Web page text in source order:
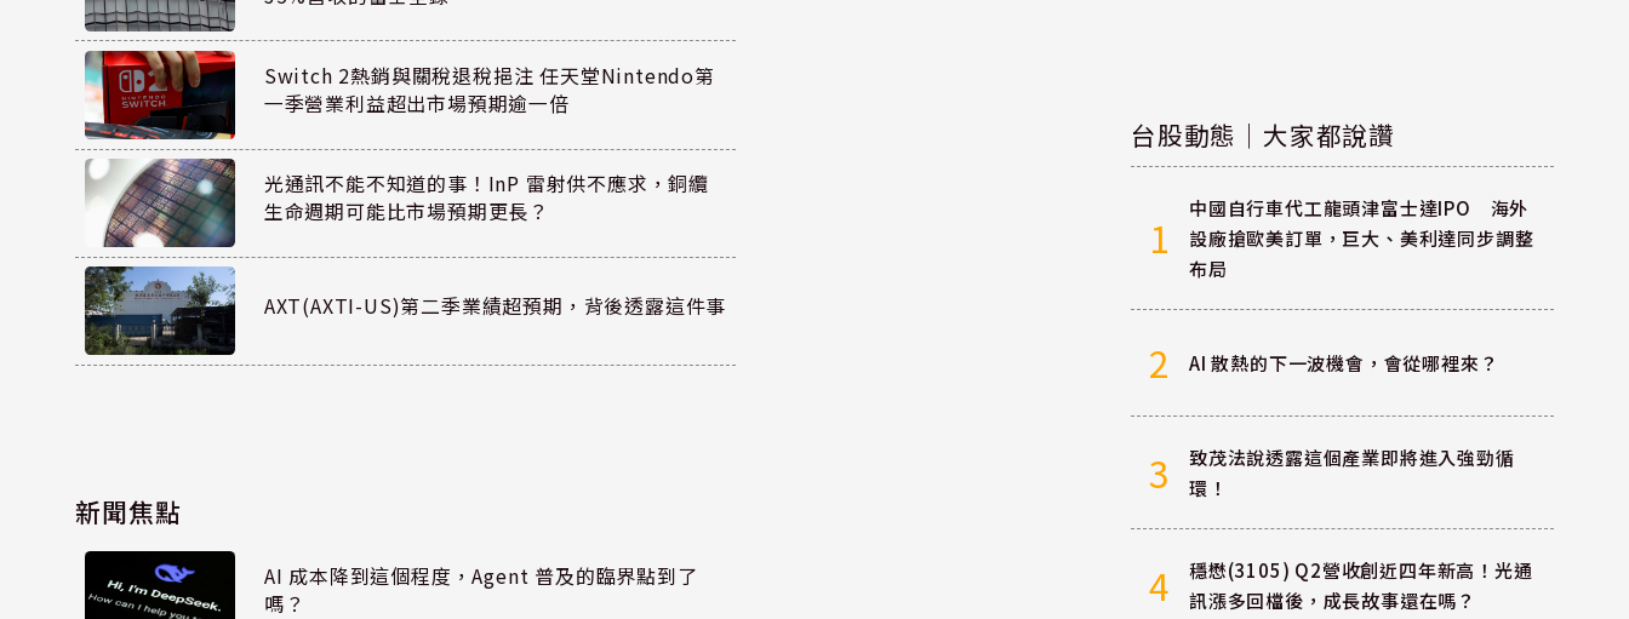
Switch 2熱銷與關稅退稅挹注 任天堂Nintendo第
一季營業利益超出市場預期逾一倍
光通訊不能不知道的事！InP 雷射供不應求，銅纜
生命週期可能比市場預期更長？
AXT(AXTI-US)第二季業績超預期，背後透露這件事
新聞焦點
AI 成本降到這個程度，Agent 普及的臨界點到了
嗎？
台股動態｜大家都說讚
1
中國自行車代工龍頭津富士達IPO 海外
設廠搶歐美訂單，巨大、美利達同步調整
布局
2 AI 散熱的下一波機會，會從哪裡來？
3
致茂法說透露這個產業即將進入強勁循
環！
4
穩懋(3105) Q2營收創近四年新高！光通
訊漲多回檔後，成長故事還在嗎？